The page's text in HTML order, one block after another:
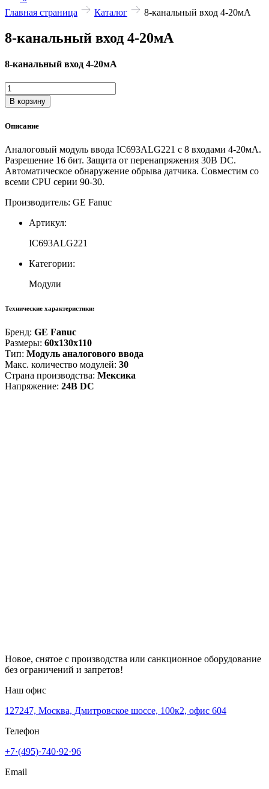
Главная страница
Каталог 8-канальный вход 4-20мА
8-канальный вход 4-20мА
8-канальный вход 4-20мА
Количество
товара
8-
вход
20мА
В корзину
Описание
Аналоговый модуль ввода IC693ALG221 с 8 входами 4-20мА.
Разрешение 16 бит. Защита от перенапряжения 30В DC.
Автоматическое обнаружение обрыва датчика. Совместим со
всеми CPU серии 90-30.
Производитель: GE Fanuc
Артикул:
IC693ALG221
Категории:
Модули
Технические характеристики:
Бренд: GE Fanuc
Размеры: 60x130x110
Тип: Модуль аналогового ввода
Макс. количество модулей: 30
Страна производства: Мексика
Напряжение: 24В DC
Новое, снятое с производства или санкционное оборудование
без ограничений и запретов!
Наш офис
127247, Москва, Дмитровское шоссе, 100к2, офис 604
Телефон
+7·(495)·740·92·96
Email